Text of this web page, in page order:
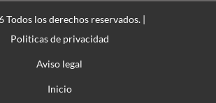
Todos los derechos reservados. |
Politicas de privacidad
Aviso legal
Inicio